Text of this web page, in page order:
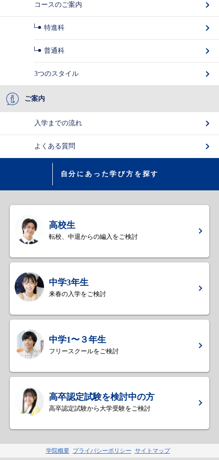
コースのご案内
特進科
普通科
3つのスタイル
ご案内
入学までの流れ
よくある質問
自分にあった学び方を探す
高校生
転校、中退からの編入をご検討
中学3年生
来春の入学をご検討
中学1〜３年生
フリースクールをご検討
高卒認定試験を検討中の方
高卒認定試験から大学受験をご検討
学院概要 プライバシーポリシー サイトマップ